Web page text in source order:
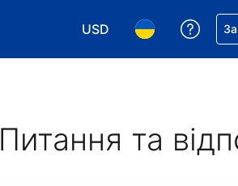
USD
Виберіть валюту.
Виберіть
Питання та